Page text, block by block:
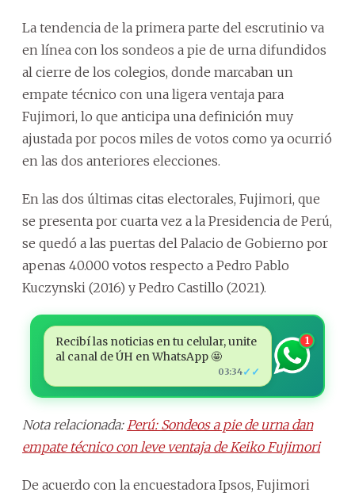
La tendencia de la primera parte del escrutinio va
en línea con los sondeos a pie de urna difundidos
al cierre de los colegios, donde marcaban un
empate técnico con una ligera ventaja para
Fujimori, lo que anticipa una definición muy
ajustada por pocos miles de votos como ya ocurrió
en las dos anteriores elecciones.
En las dos últimas citas electorales, Fujimori, que
se presenta por cuarta vez a la Presidencia de Perú,
se quedó a las puertas del Palacio de Gobierno por
apenas 40.000 votos respecto a Pedro Pablo
Kuczynski (2016) y Pedro Castillo (2021).
Recibí las noticias en tu celular, unite
al canal de ÚH en WhatsApp 🤩
03:34✓✓
1
Nota relacionada: Perú: Sondeos a pie de urna dan
empate técnico con leve ventaja de Keiko Fujimori
De acuerdo con la encuestadora Ipsos, Fujimori